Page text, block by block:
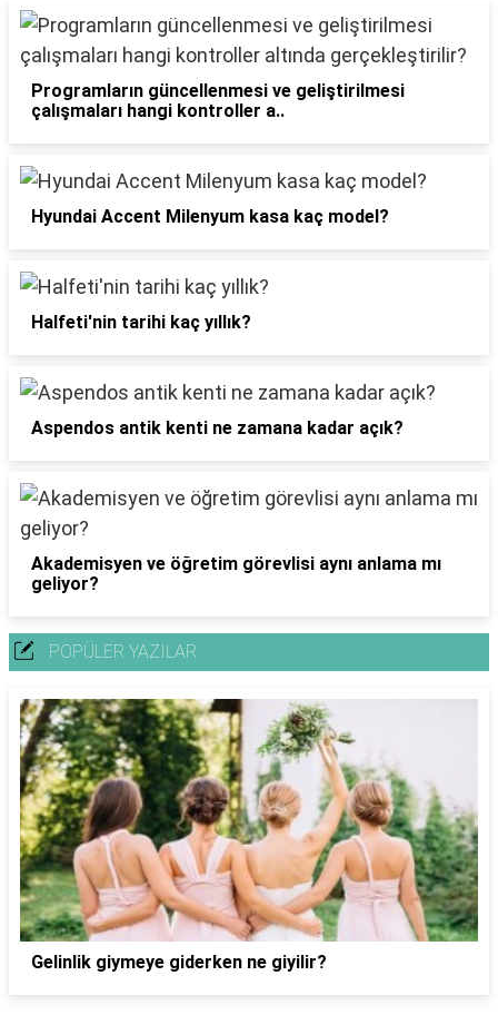
Programların güncellenmesi ve geliştirilmesi
çalışmaları hangi kontroller a..
Hyundai Accent Milenyum kasa kaç model?
Halfeti'nin tarihi kaç yıllık?
Aspendos antik kenti ne zamana kadar açık?
Akademisyen ve öğretim görevlisi aynı anlama mı
geliyor?
POPÜLER YAZILAR
Gelinlik giymeye giderken ne giyilir?